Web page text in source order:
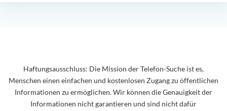
Haftungsausschluss: Die Mission der Telefon-Suche ist es,
Menschen einen einfachen und kostenlosen Zugang zu öffentlichen
Informationen zu ermöglichen. Wir können die Genauigkeit der
Informationen nicht garantieren und sind nicht dafür